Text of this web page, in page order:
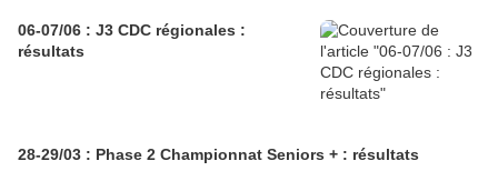
06-07/06 : J3 CDC régionales :
résultats
28-29/03 : Phase 2 Championnat Seniors + : résultats